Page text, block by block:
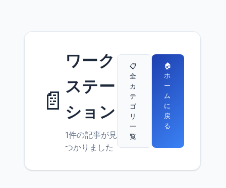
📄
ワーク
ステー
ション
1件の記事が見
つかりました
📋
全
カ
テ
ゴ
リ
一
覧
🏠
ホ
ー
ム
に
戻
る